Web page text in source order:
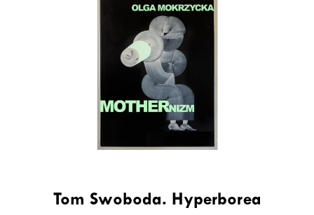
Tom Swoboda. Hyperborea